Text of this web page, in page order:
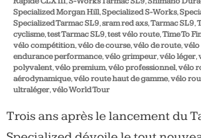
Specialized Morgan Hill,Specialized S-Works,
Specialized Tarmac SL9,sram red axs,Tarmac SL9,
cyclisme,test Tarmac SL9,test vélo route,Time To
vélo compétition,vélo de course,vélo de route,vélo
endurance performance,vélo grimpeur,vélo léger,
polyvalent,vélo premium,vélo professionnel,vélo
aérodynamique,vélo route haut de gamme,vélo
ultraléger,vélo World Tour
Trois ans après le lancement du